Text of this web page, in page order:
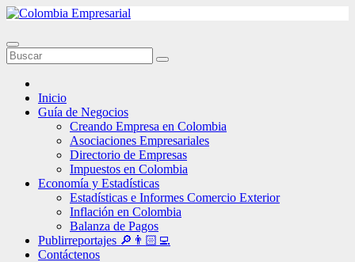
Ir
contenido
Inicio
Guía de Negocios
Creando Empresa en Colombia
Asociaciones Empresariales
Directorio de Empresas
Impuestos en Colombia
Economía y Estadísticas
Estadísticas e Informes Comercio Exterior
Inflación en Colombia
Balanza de Pagos
Publirreportajes 🔎👨🏻‍💻
Contáctenos